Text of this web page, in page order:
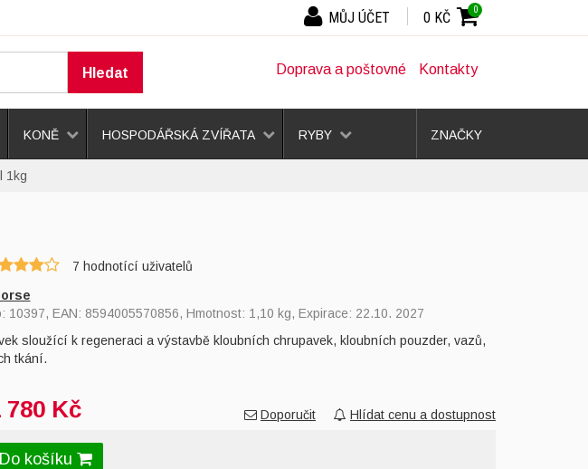
Hledat Doprava a poštovné Kontakty
1kg
7 hodnotící uživatelů
10397, EAN: 8594005570856, Hmotnost: 1,10 kg, Expirace: 22.10. 2027
sloužící k regeneraci a výstavbě kloubních chrupavek, kloubních pouzder, vazů,
tkání.
Doporučit Hlídat cenu a dostupnost
780 Kč
Do košíku
KONĚ HOSPODÁŘSKÁ ZVÍŘATA RYBY ZNAČKY
0 KČ 0
MŮJ ÚČET